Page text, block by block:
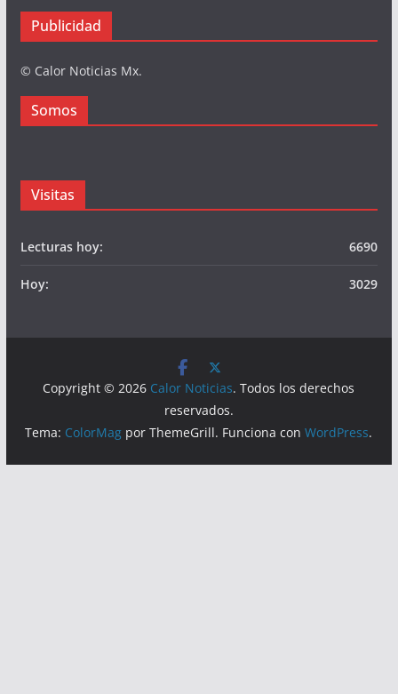
Publicidad
© Calor Noticias Mx.
Somos
Visitas
6690
Lecturas hoy:
3029
Hoy:
Copyright © 2026 Calor Noticias. Todos los derechos
reservados.
Tema: ColorMag por ThemeGrill. Funciona conWordPress.